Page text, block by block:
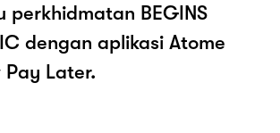
perkhidmatan BEGINS
dengan aplikasi Atome
Pay Later.